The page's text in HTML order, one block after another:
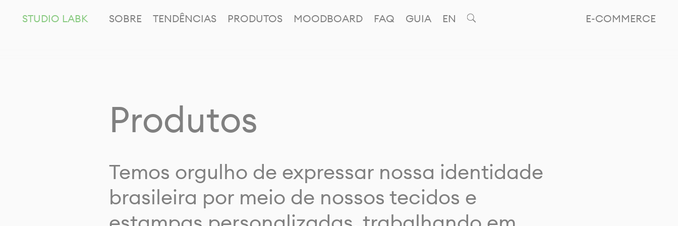
E-COMMERCE
STUDIO LABK SOBRE TENDÊNCIAS PRODUTOS MOODBOARD FAQ GUIA EN
Produtos
Temos orgulho de expressar nossa identidade
brasileira por meio de nossos tecidos e